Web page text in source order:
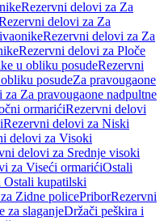
Rezervni delovi za Za
delovi za Za
Rezervni delovi za Za
Rezervni delovi za Ploče
u obliku posudeRezervni
posudeZa pravougaone
Za pravougaone nadpultne
ormarićiRezervni delovi
Rezervni delovi za Niski
delovi za Visoki
delovi za Srednje visoki
za Viseći ormarićiOstali
Ostali kupatilski
Zidne policePriborRezervni
za slaganjeDržači peškira i